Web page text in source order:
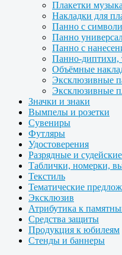
Плакетки
Накладки для
Панно с
Панно
Панно с
Панно-диптихи,
Объёмные
Эксклюзивные
Эксклюзивные
Значки и знаки
Вымпелы и розетки
Сувениры
Футляры
Удостоверения
Разрядные и
Таблички, номерки,
Текстиль
Тематические
Эксклюзив
Атрибутика к
Средства защиты
Продукция к юбилеям
Стенды и баннеры